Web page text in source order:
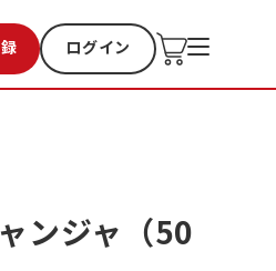
ログイン
お気に入り 過去購入
ンジャ（50